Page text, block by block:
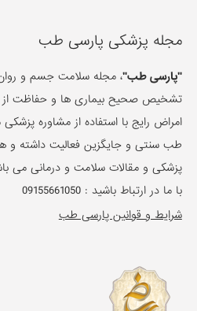
مجله پزشکی پارسی طب
"پارسی طب"، مجله سلامت جسم و
تشخیص صحیح بیماری ها و حفاظت از
امراض رایج با استفاده از مشاوره پزشکی
طب سنتی و جایگزین فعالیت داشته و
پزشکی و مقالات سلامت و درمانی می
با ما در ارتباط باشید :09155661050
شرایط و قوانین پارسی طب